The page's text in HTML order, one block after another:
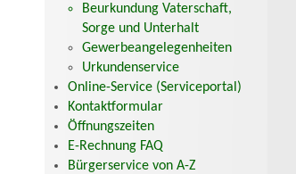
Beurkundung Vaterschaft,
Sorge und Unterhalt
Gewerbeangelegenheiten
Urkundenservice
Online-Service (Serviceportal)
Kontaktformular
Öffnungszeiten
E-Rechnung FAQ
Bürgerservice von A-Z